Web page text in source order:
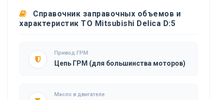
Справочник заправочных объемов и
характеристик ТО Mitsubishi Delica D:5
Привод ГРМ
Цепь ГРМ (для большинства моторов)
Масло в двигателе